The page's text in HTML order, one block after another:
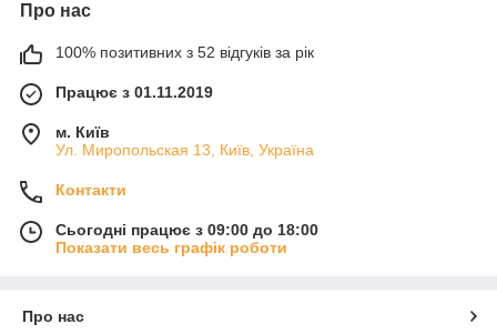
Про нас
100% позитивних з 52 відгуків за рік
Працює з 01.11.2019
м. Київ
Ул. Миропольская 13, Київ, Україна
Контакти
Сьогодні працює з 09:00 до 18:00
Показати весь графік роботи
Про нас